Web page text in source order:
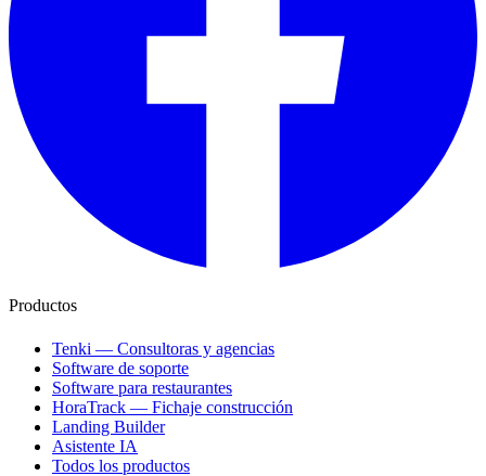
Productos
Tenki — Consultoras y agencias
Software de soporte
Software para restaurantes
HoraTrack — Fichaje construcción
Landing Builder
Asistente IA
Todos los productos